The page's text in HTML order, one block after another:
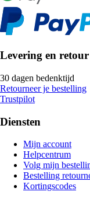
Levering en retour
30 dagen bedenktijd
Retourneer je bestelling
Trustpilot
Diensten
Mijn account
Helpcentrum
Volg mijn
Bestelling
Kortingscodes